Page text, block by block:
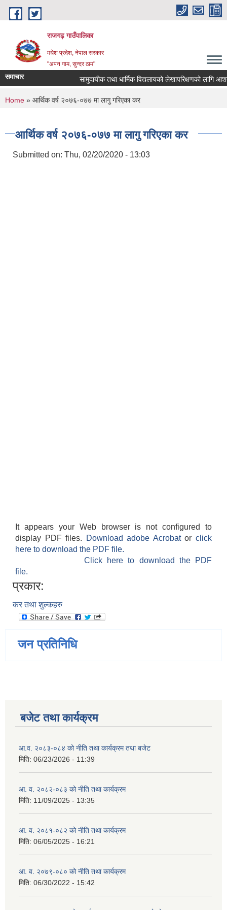
Skip to main content
राजगढ़ गाउँपालिका
मधेश प्रदेश, नेपाल सरकार
"अपन गाम, सुन्दर ठाम"
समाचार सामुदायीक तथा धार्मिक विद्यलायको लेखापरिक्षणको लागि
You are here
Home » आर्थिक वर्ष २०७६-०७७ मा लागु गरिएका कर
आर्थिक वर्ष २०७६-०७७ मा लागु गरिएका कर
Submitted on: Thu, 02/20/2020 - 13:03
It appears your Web browser is not configured to
display PDF files.
Download adobe Acrobatorclick
here to download the PDF file.
Click here to download the PDF
file.
प्रकार:
कर तथा शुल्कहरु
जन प्रतिनिधि
बजेट तथा कार्यक्रम
आ.व. २०८३-०८४ को नीति तथा कार्यक्रम तथा बजेट
मिति: 06/23/2026 - 11:39
आ. व. २०८२-०८३ को नीति तथा कार्यक्रम
मिति: 11/09/2025 - 13:35
आ. व. २०८१-०८२ को नीति तथा कार्यक्रम
मिति: 06/05/2025 - 16:21
आ. व. २०७९-०८० को नीति तथा कार्यक्रम
मिति: 06/30/2022 - 15:42